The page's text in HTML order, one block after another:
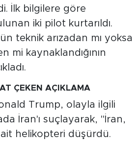
İlk bilgilere göre
iki pilot kurtarıldı.
teknik arızadan mı yoksa
mi kaynaklandığının
ÇEKEN AÇIKLAMA
Trump, olayla ilgili
İran'ı suçlayarak, "İran,
helikopteri düşürdü.